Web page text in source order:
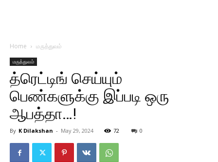
Home மருத்துவம்
மருத்துவம்
த்ரெட்டிங் செய்யும்
பெண்களுக்கு இப்படி ஒரு
ஆபத்தா…!
By K Dilakshan - May 29, 2024 72 0